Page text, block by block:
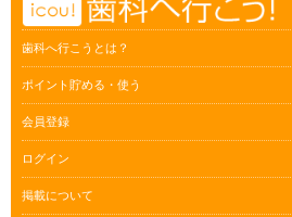
歯科へ行こうとは？
ポイント貯める・使う
会員登録
ログイン
掲載について